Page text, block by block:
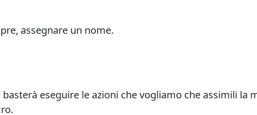
assegnare un nome.
eseguire le azioni che vogliamo che assimili la